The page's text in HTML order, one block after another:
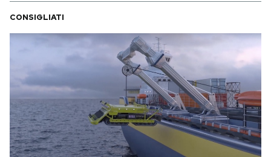
CONSIGLIATI